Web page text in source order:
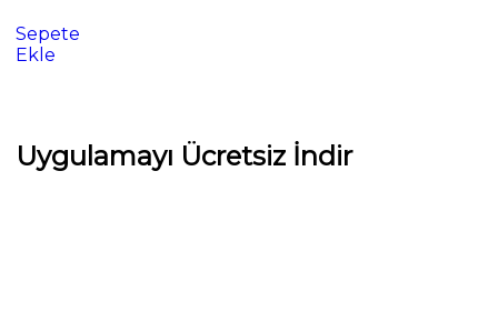
50.00 ₺.
Sepete
Ekle
Uygulamayı Ücretsiz İndir